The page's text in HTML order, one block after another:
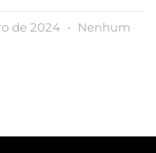
de 2024
Nenhum